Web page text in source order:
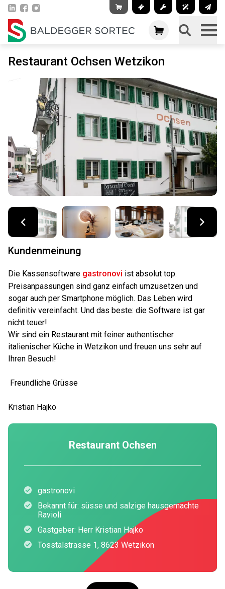
Restaurant Ochsen Wetzikon
Kundenmeinung
Die Kassensoftware gastronovi ist absolut top.
Preisanpassungen sind ganz einfach umzusetzen und
sogar auch per Smartphone möglich. Das Leben wird
definitiv vereinfacht. Und das beste: die Software ist gar
nicht teuer!
Wir sind ein Restaurant mit feiner authentischer
italienischer Küche in Wetzikon und freuen uns sehr auf
Ihren Besuch!
Freundliche Grüsse
Kristian Hajko
Restaurant Ochsen
gastronovi
Bekannt für: süsse und salzige hausgemachte
Ravioli
Gastgeber: Herr Kristian Hajko
Tösstalstrasse 1, 8623 Wetzikon